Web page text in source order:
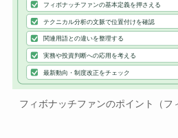
フィボナッチファンの基本定義を押さえる
テクニカル分析の文脈で位置付けを確認
関連用語との違いを整理する
実務や投資判断への応用を考える
最新動向・制度改正をチェック
フィボナッチファンのポイント（フ